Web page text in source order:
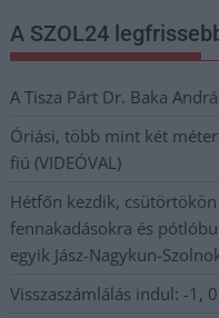
A SZOL24
A Tisza Párt Dr. Baka
Óriási, több mint két
fiú (VIDEÓVAL)
Hétfőn kezdik,
fennakadásokra és
egyik Jász-Nagykun-
Visszaszámlálás indul: -1,